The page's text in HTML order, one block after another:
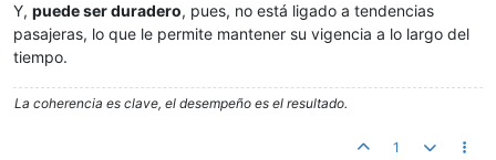
Y, puede ser duradero, pues, no está ligado a tendencias
pasajeras, lo que le permite mantener su vigencia a lo largo del
tiempo.
La coherencia es clave, el desempeño es el resultado.
1